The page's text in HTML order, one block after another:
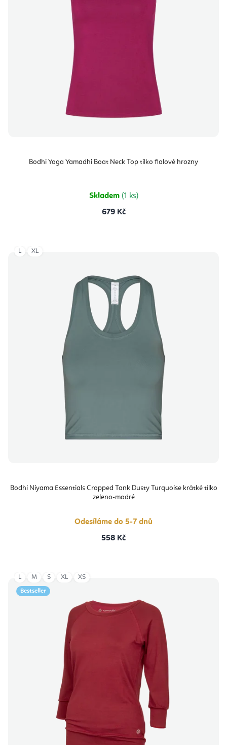
Bodhi Yoga Yamadhi Boat Neck Top tílko fialové hrozny
Skladem (1 ks)
679 Kč
Bodhi Niyama Essentials Cropped Tank Dusty Turquoise krátké tílko
zeleno-modré
Odesíláme do 5-7 dnů
558 Kč
L XL
Bestseller
L M S XL XS